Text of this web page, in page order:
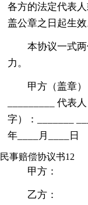
各方的法定代表
盖公章之日起生效
本协议一式
力。
甲方（盖章
_________ 代表
字）：_______
年____月____日
民事赔偿协议书12
甲方：
乙方：